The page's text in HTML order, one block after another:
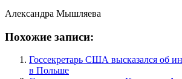
Александра Мышляева
Похожие записи:
Госсекретарь США высказался об
в Польше